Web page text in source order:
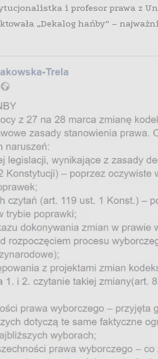
i profesor prawa z
„Dekalog hańby” –